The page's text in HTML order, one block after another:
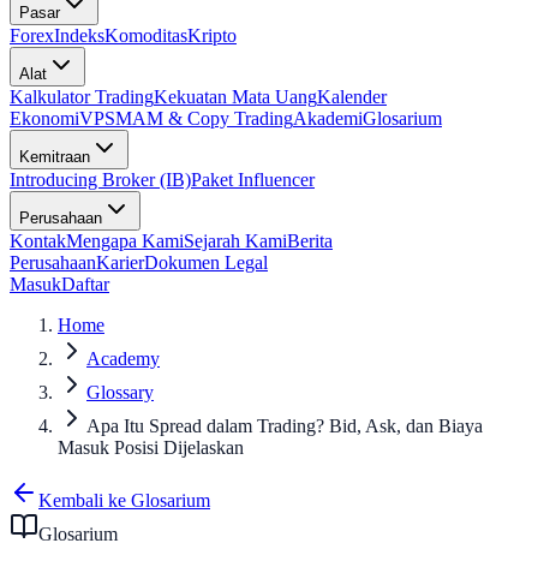
Pasar
ForexIndeksKomoditasKripto
Alat
Kalkulator TradingKekuatan Mata UangKalender
EkonomiVPSMAM & Copy TradingAkademiGlosarium
Kemitraan
Introducing Broker (IB)Paket Influencer
Perusahaan
KontakMengapa KamiSejarah KamiBerita
PerusahaanKarierDokumen Legal
MasukDaftar
Home
Academy
Glossary
Apa Itu Spread dalam Trading? Bid, Ask, dan Biaya
Masuk Posisi Dijelaskan
Kembali ke Glosarium
Glosarium